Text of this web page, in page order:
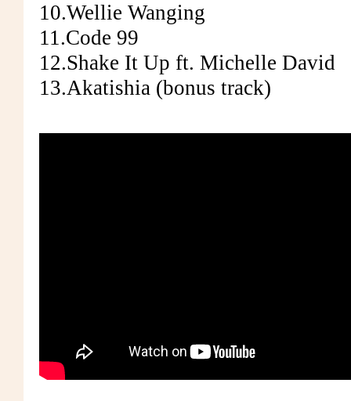
10.Wellie Wanging
11.Code 99
12.Shake It Up ft. Michelle David
13.Akatishia (bonus track)